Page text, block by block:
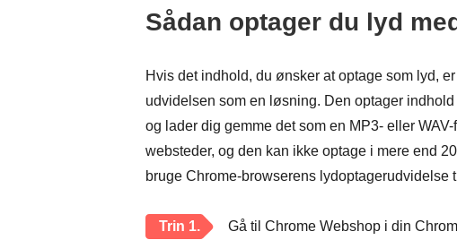
Sådan optager du lyd
Hvis det indhold, du ønsker at optage som lyd,
udvidelsen som en løsning. Den optager
og lader dig gemme det som en MP3- eller
websteder, og den kan ikke optage i mere end
bruge Chrome-browserens lydoptagerudvidelse
Trin 1. Gå til Chrome Webshop i din